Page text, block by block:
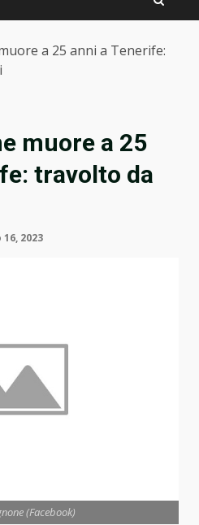
a 25 anni a Tenerife:
muore a 25
travolto da
2023
(Facebook)